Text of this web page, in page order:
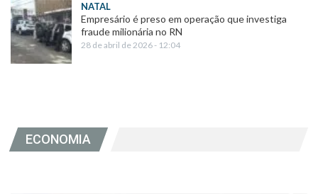
NATAL
Empresário é preso em operação que investiga
fraude milionária no RN
28 de abril de 2026 - 12:04
ECONOMIA